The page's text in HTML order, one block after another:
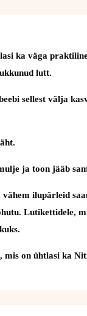
ka väga
lutt.
sellest välja
ja toon jääb
ilupärleid
Lutikettidele,
on ühtlasi ka